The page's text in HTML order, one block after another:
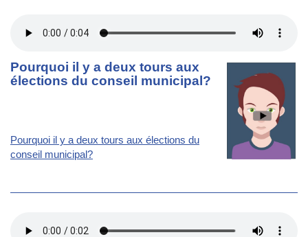
Pourquoi il y a deux tours aux
élections du conseil municipal?
Pourquoi il y a deux tours aux élections du
conseil municipal?